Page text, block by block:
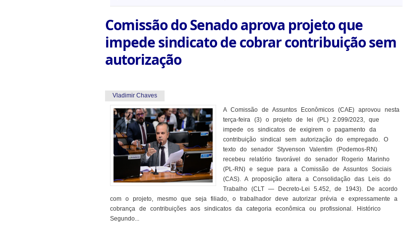
Comissão do Senado aprova projeto que
impede sindicato de cobrar contribuição sem
autorização
Vladimir Chaves
A Comissão de Assuntos Econômicos (CAE) aprovou nesta
terça-feira (3) o projeto de lei (PL) 2.099/2023, que
impede os sindicatos de exigirem o pagamento da
contribuição sindical sem autorização do empregado. O
texto do senador Styvenson Valentim (Podemos-RN)
recebeu relatório favorável do senador Rogerio Marinho
(PL-RN) e segue para a Comissão de Assuntos Sociais
(CAS). A proposição altera a Consolidação das Leis do
Trabalho (CLT — Decreto-Lei 5.452, de 1943). De acordo
com o projeto, mesmo que seja filiado, o trabalhador deve autorizar prévia e expressamente a
cobrança de contribuições aos sindicatos da categoria econômica ou profissional. Histórico
Segundo...